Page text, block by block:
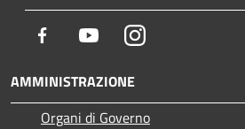
Facebook YoutubeInstagram
AMMINISTRAZIONE
Organi di Governo